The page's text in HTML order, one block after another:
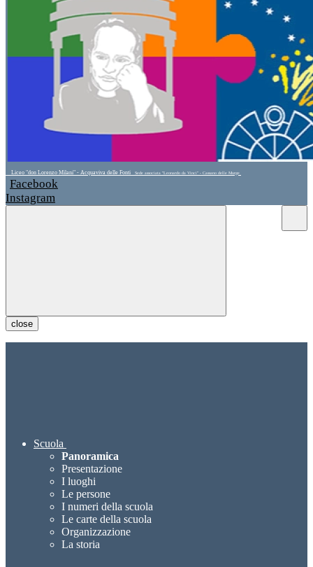
Liceo "don Lorenzo Milani" - Acquaviva delle Fonti Sede associata "Leonardo da Vinci" - Cassano delle Murge
Facebook
Instagram
close
Scuola
Panoramica
Presentazione
I luoghi
Le persone
I numeri della scuola
Le carte della scuola
Organizzazione
La storia